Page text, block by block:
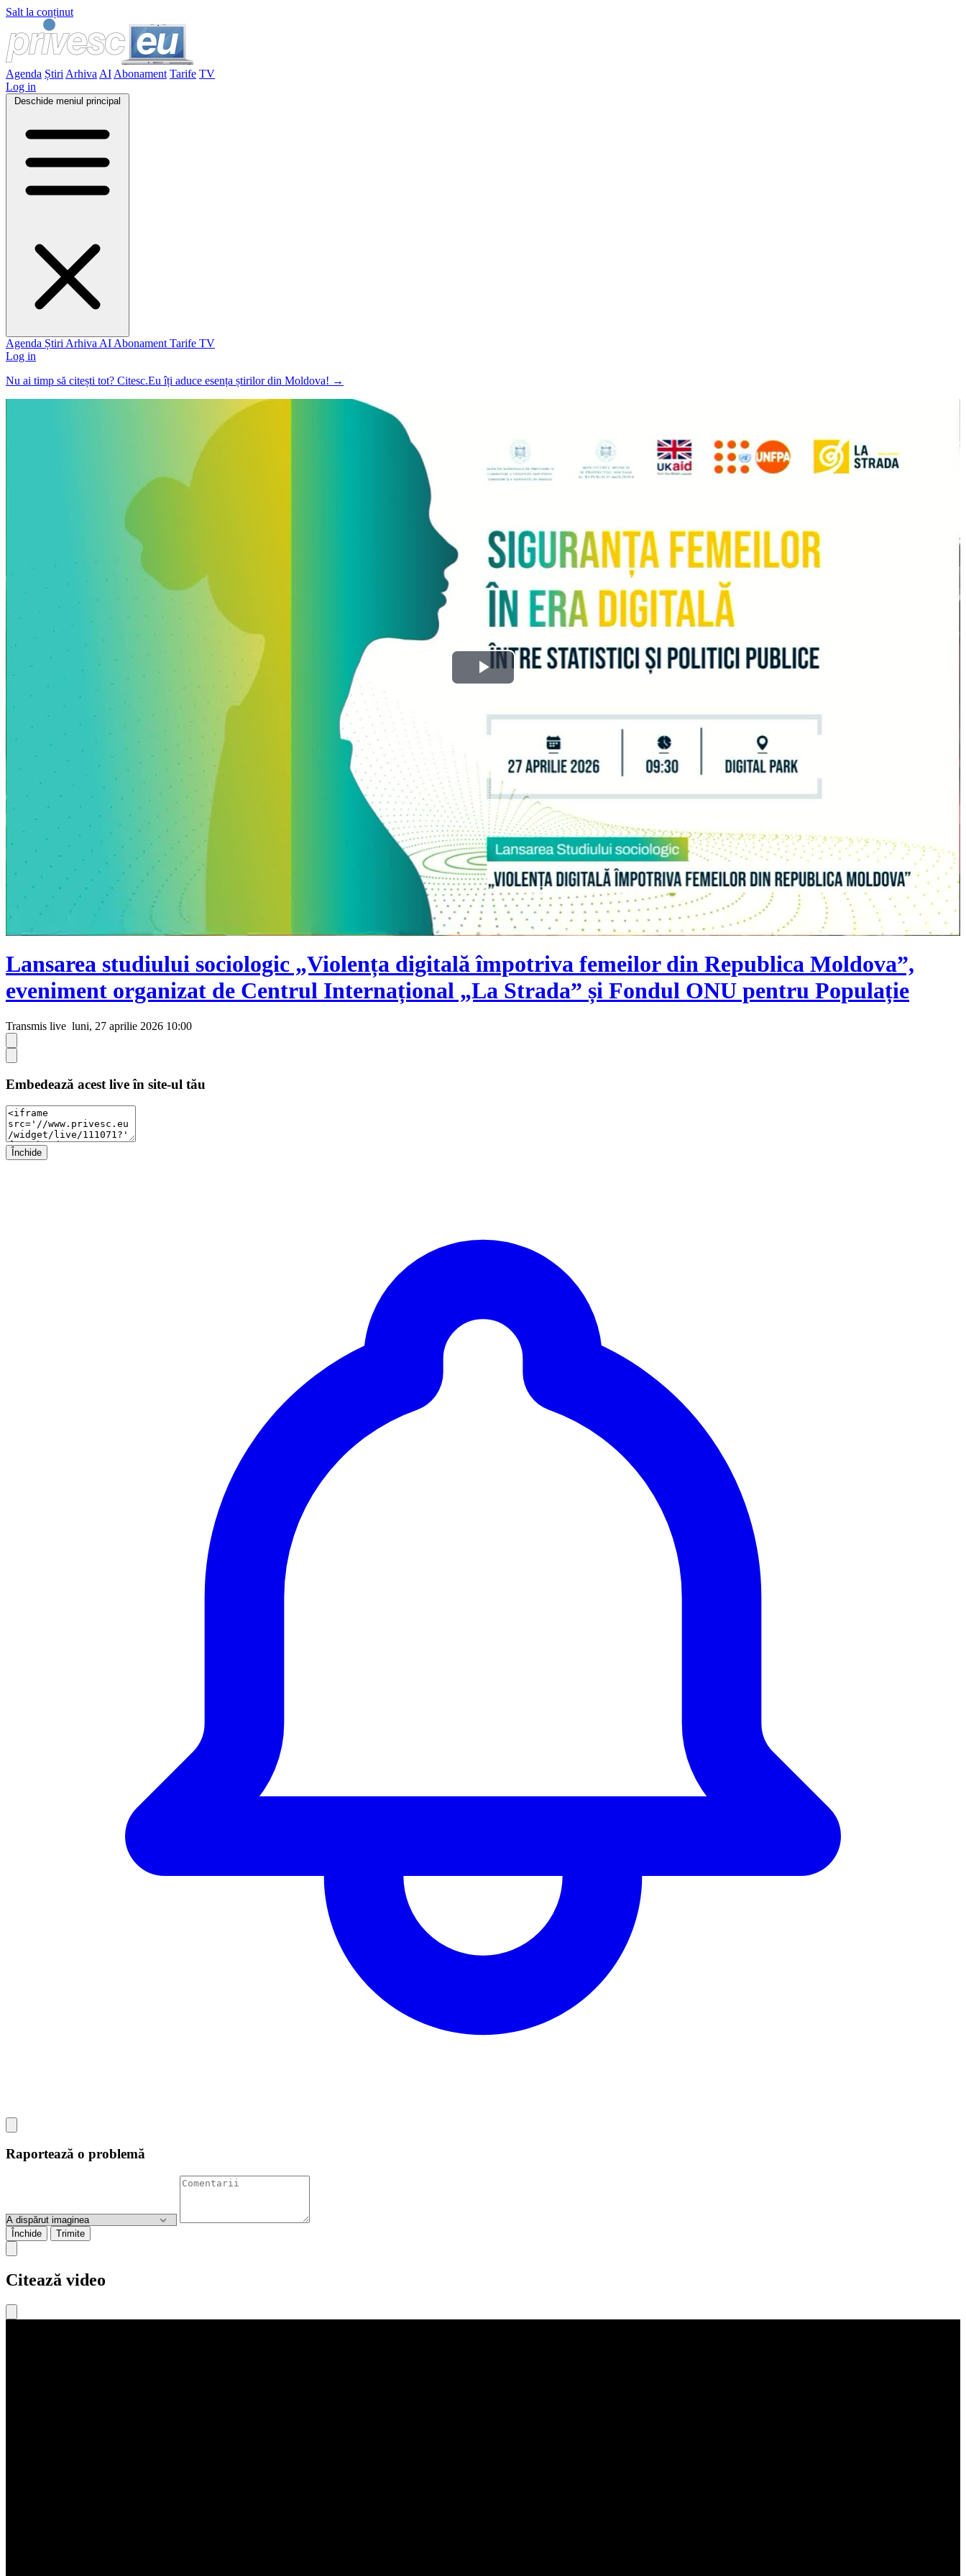
Salt la conținut
Agenda Știri Arhiva AI Abonament Tarife TV
Log in
Deschide meniul principal
Agenda Știri Arhiva AI Abonament Tarife TV
Log in
Nu ai timp să citești tot? Citesc.Eu îți aduce esența știrilor din Moldova! →
Play
Video
Lansarea studiului sociologic „Violența digitală împotriva femeilor din Republica Moldova”,
eveniment organizat de Centrul Internațional „La Strada” și Fondul ONU pentru Populație
Transmis live luni, 27 aprilie 2026 10:00
Embedează acest live în site-ul tău
Închide
Raportează o problemă
Închide Trimite
Citează video